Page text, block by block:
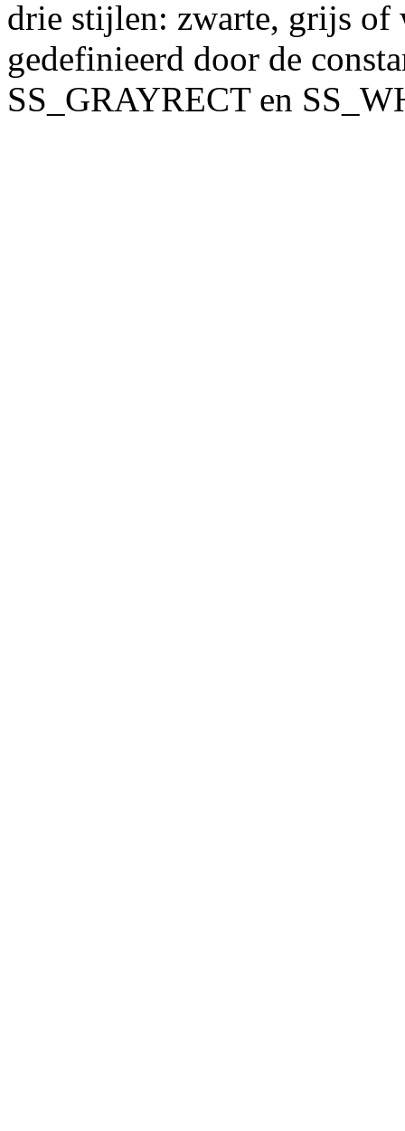
drie stijlen: zwarte, grijs of
gedefinieerd door de
SS_GRAYRECT en